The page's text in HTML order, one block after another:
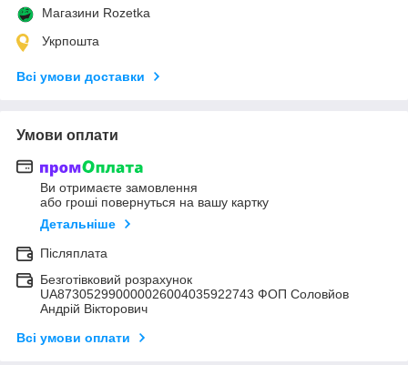
Магазини Rozetka
Укрпошта
Всі умови доставки
Умови оплати
Ви отримаєте замовлення
або гроші повернуться на вашу картку
Детальніше
Післяплата
Безготівковий розрахунок
UA873052990000026004035922743 ФОП Соловйов
Андрій Вікторович
Всі умови оплати